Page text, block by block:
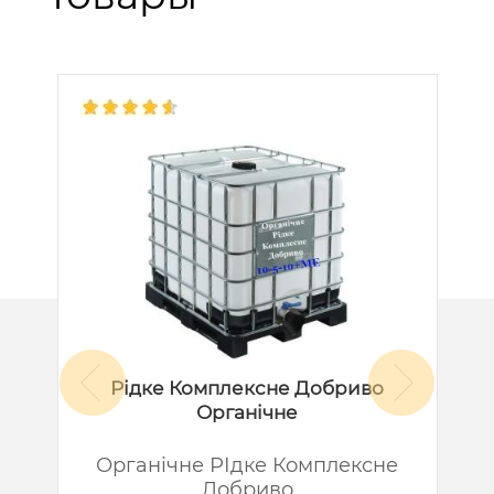
Рідке Комплексне Добриво
Органічне
Органічне РІдке Комплексне